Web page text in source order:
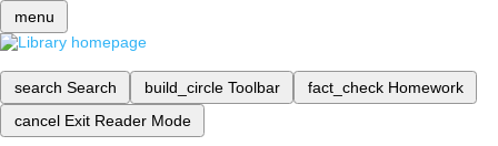
menu
search Search build_circle Toolbar fact_check Homework
cancel Exit Reader Mode